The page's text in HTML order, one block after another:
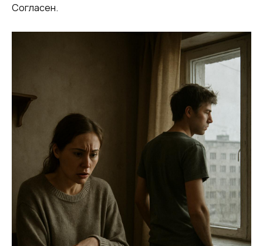
Согласен.